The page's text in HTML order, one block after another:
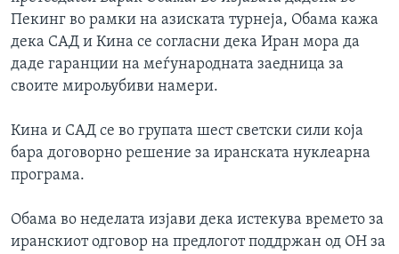
НАУКА
УМЕТНОСТ И ЗАБАВА
ИНТЕРВЈУА
НАКУСО...
Пекинг во рамки на азиската турнеја, Обама кажа
дека САД и Кина се согласни дека Иран мора да
даде гаранции на меѓународната заедница за
своите мирољубиви намери.
Кина и САД се во групата шест светски сили која
бара договорно решение за иранската нуклеарна
програма.
Обама во неделата изјави дека истекува времето за
иранскиот одговор на предлогот поддржан од ОН за